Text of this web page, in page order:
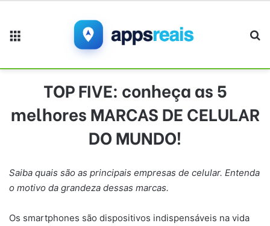
TOP FIVE: conheça as 5
melhores MARCAS DE CELULAR
DO MUNDO!
Saiba quais são as principais empresas de celular. Entenda
o motivo da grandeza dessas marcas.
Os smartphones são dispositivos indispensáveis na vida